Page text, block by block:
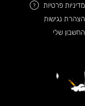
מדיניות פרטיות
?
הצהרת נגישות
החשבון שלי